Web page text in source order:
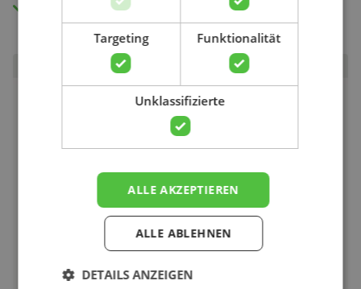
Zugang zu allen Videos.
Targeting Funktionalität
Unklassifizierte
ALLE AKZEPTIEREN
ALLE ABLEHNEN
DETAILS ANZEIGEN